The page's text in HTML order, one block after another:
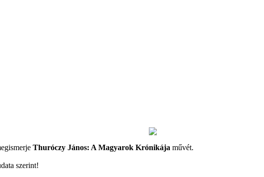
Thuróczy János: A Magyarok Krónikája művét.
szerint!